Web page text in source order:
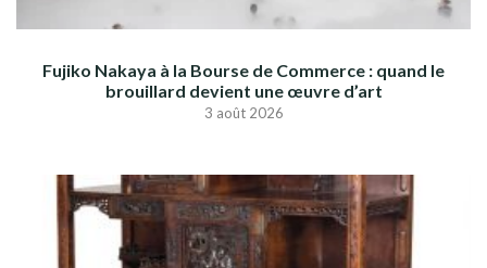
Fujiko Nakaya à la Bourse de Commerce : quand le
brouillard devient une œuvre d’art
3 août 2026